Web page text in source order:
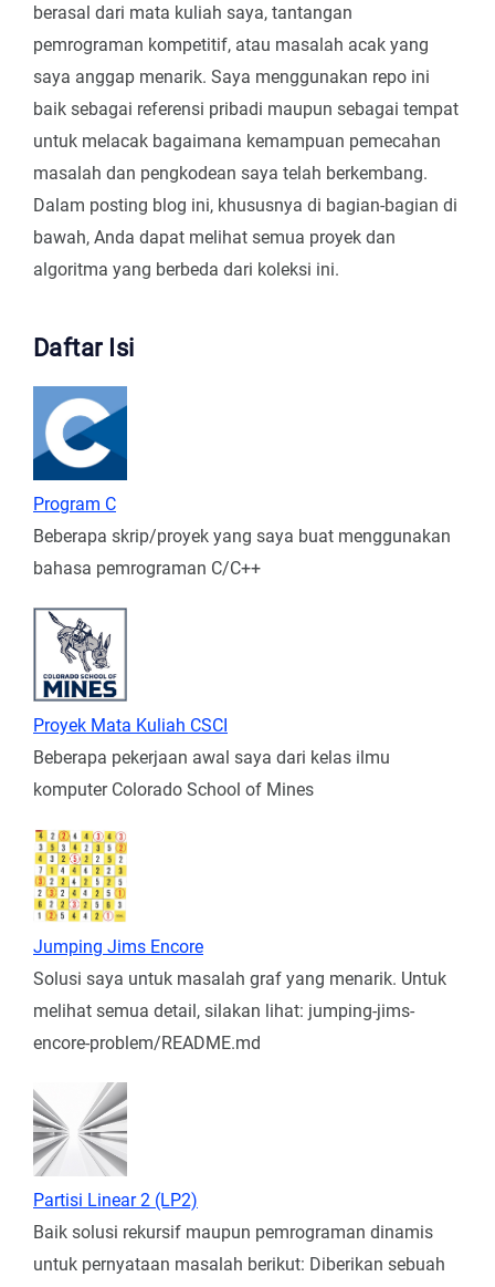
berasal dari mata kuliah saya, tantangan
pemrograman kompetitif, atau masalah acak yang
saya anggap menarik. Saya menggunakan repo ini
baik sebagai referensi pribadi maupun sebagai tempat
untuk melacak bagaimana kemampuan pemecahan
masalah dan pengkodean saya telah berkembang.
Dalam posting blog ini, khususnya di bagian-bagian di
bawah, Anda dapat melihat semua proyek dan
algoritma yang berbeda dari koleksi ini.
Daftar Isi
Program C
Beberapa skrip/proyek yang saya buat menggunakan
bahasa pemrograman C/C++
Proyek Mata Kuliah CSCI
Beberapa pekerjaan awal saya dari kelas ilmu
komputer Colorado School of Mines
Jumping Jims Encore
Solusi saya untuk masalah graf yang menarik. Untuk
melihat semua detail, silakan lihat: jumping-jims-
encore-problem/README.md
Partisi Linear 2 (LP2)
Baik solusi rekursif maupun pemrograman dinamis
untuk pernyataan masalah berikut: Diberikan sebuah